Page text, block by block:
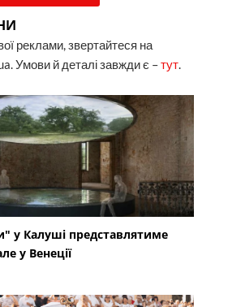
реклами, звертайтеся на
Умови й деталі завжди є –тут.
у Калуші представлятиме
у Венеції